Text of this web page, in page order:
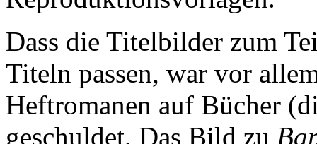
Dass die Titelbilder zum
Titeln passen, war vor
Heftromanen auf Bücher
geschuldet. Das Bild zu